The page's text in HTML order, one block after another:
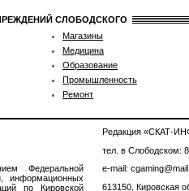
СЛОБОДСКОГО
Магазины
Медицина
Образование
Промышленность
Ремонт
Федеральной
информационных
по Кировской
Редакция «СКАТ-
тел. в Слободском:
e-mail:
613150, Кировская